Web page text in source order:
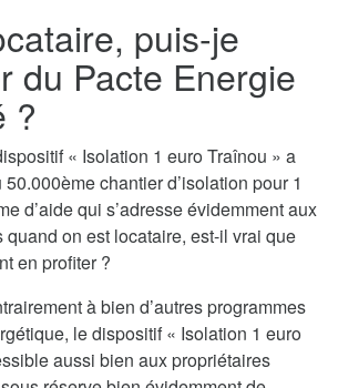
puis-je
du Pacte Energie
?
« Isolation 1 euro Traînou » a
chantier d’isolation pour 1
d’aide qui s’adresse évidemment aux
quand on est locataire, est-il vrai que
en profiter ?
à bien d’autres programmes
le dispositif « Isolation 1 euro
aussi bien aux propriétaires